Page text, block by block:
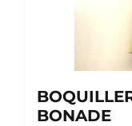
BONADE